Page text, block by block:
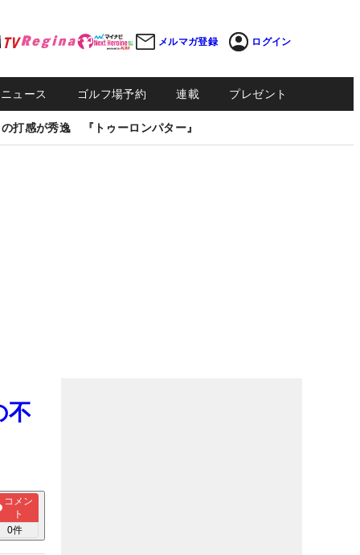
メルマガ登録 ログイン
ュース ゴルフ場予約 連載 プレゼント
打感が秀逸 『トゥーロンパター』
不
コメン
ト
0件